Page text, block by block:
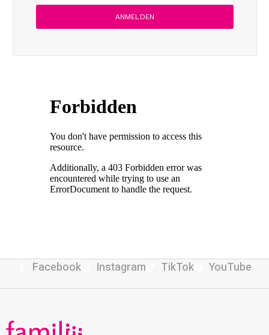
Facebook Instagram TikTok YouTube